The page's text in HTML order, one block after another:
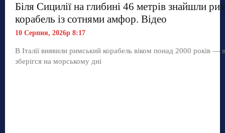
Біля Сицилії на глибині 46 метрів знайшли
корабель із сотнями амфор. Відео
10 Серпня, 2026р 8:17
В Італії виявили римський корабель віком понад 2000 років —
зберігся на морському дні